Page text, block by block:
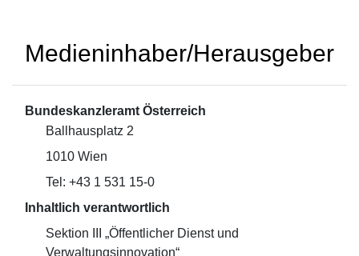
Medieninhaber/Herausgeber
Bundeskanzleramt Österreich
Ballhausplatz 2
1010 Wien
Tel: +43 1 531 15-0
Inhaltlich verantwortlich
Sektion III „Öffentlicher Dienst und
Verwaltungsinnovation“